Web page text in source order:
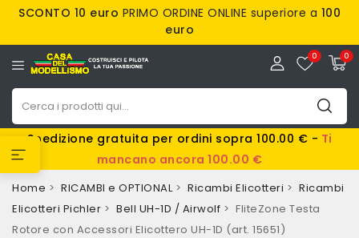
SCONTO 10 euro PRIMO ORDINE ONLINE superiore a 100
euro
0
0
Spedizione gratuita per ordini sopra 100.00 € - Ti
mancano ancora 100.00 €
Home RICAMBI e OPTIONAL Ricambi Elicotteri
Ricambi
Elicotteri Pichler
Bell UH-1D / Airwolf
FliteZone Testa
Rotore con Accessori Elicottero UH-1D (art. 15651)